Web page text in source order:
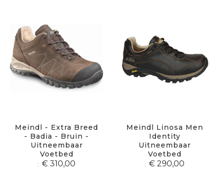
Meindl - Extra Breed
- Badia - Bruin -
Uitneembaar
Voetbed
€ 310,00
Meindl Linosa Men
Identity
Uitneembaar
Voetbed
€ 290,00